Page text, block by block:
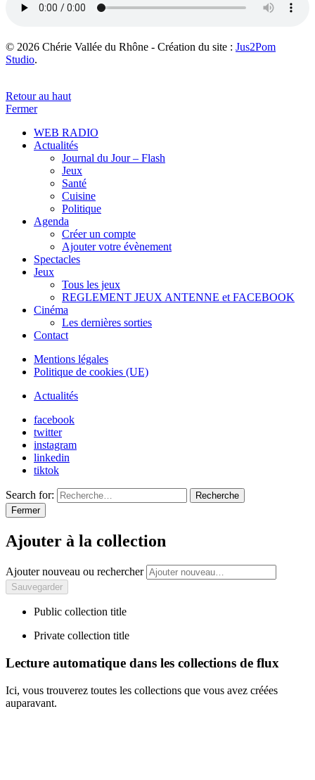
© 2026 Chérie Vallée du Rhône - Création du site : Jus2Pom
Studio.
Retour au haut
Fermer
WEB RADIO
Actualités
Journal du Jour – Flash
Jeux
Santé
Cuisine
Politique
Agenda
Créer un compte
Ajouter votre évènement
Spectacles
Jeux
Tous les jeux
REGLEMENT JEUX ANTENNE et FACEBOOK
Cinéma
Les dernières sorties
Contact
Mentions légales
Politique de cookies (UE)
Actualités
facebook
twitter
instagram
linkedin
tiktok
Search for:
Recherche
Fermer
Ajouter à la collection
Ajouter nouveau ou rechercher
Public collection title
Private collection title
Lecture automatique dans les collections de flux
Ici, vous trouverez toutes les collections que vous avez créées
auparavant.